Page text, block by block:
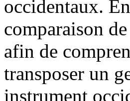
occidentaux.
comparaison
afin de
transposer un
instrument